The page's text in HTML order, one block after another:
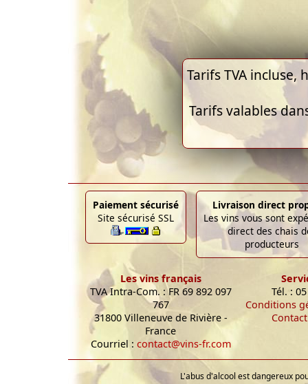
Tarifs TVA
Tarifs valables
Paiement sécurisé
Site sécurisé SSL
Livraison direct
Les vins vous sont
direct des chais
producteurs
Les vins français
TVA Intra-Com. : FR 69 892 097
767
31800 Villeneuve de Rivière -
France
Courriel : contact@vins-fr.com
Tél. :
Conditions
Contact
L'abus d'alcool est dangereux